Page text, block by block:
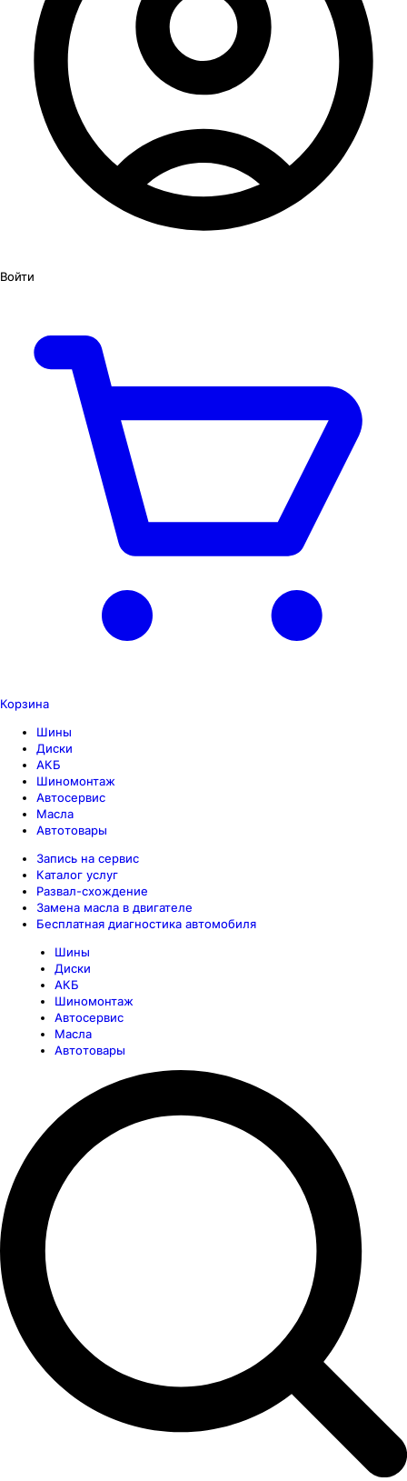
Войти
Корзина
Шины
Диски
АКБ
Шиномонтаж
Автосервис
Масла
Автотовары
Запись на сервис
Каталог услуг
Развал-схождение
Замена масла в двигателе
Бесплатная диагностика автомобиля
Шины
Диски
АКБ
Шиномонтаж
Автосервис
Масла
Автотовары